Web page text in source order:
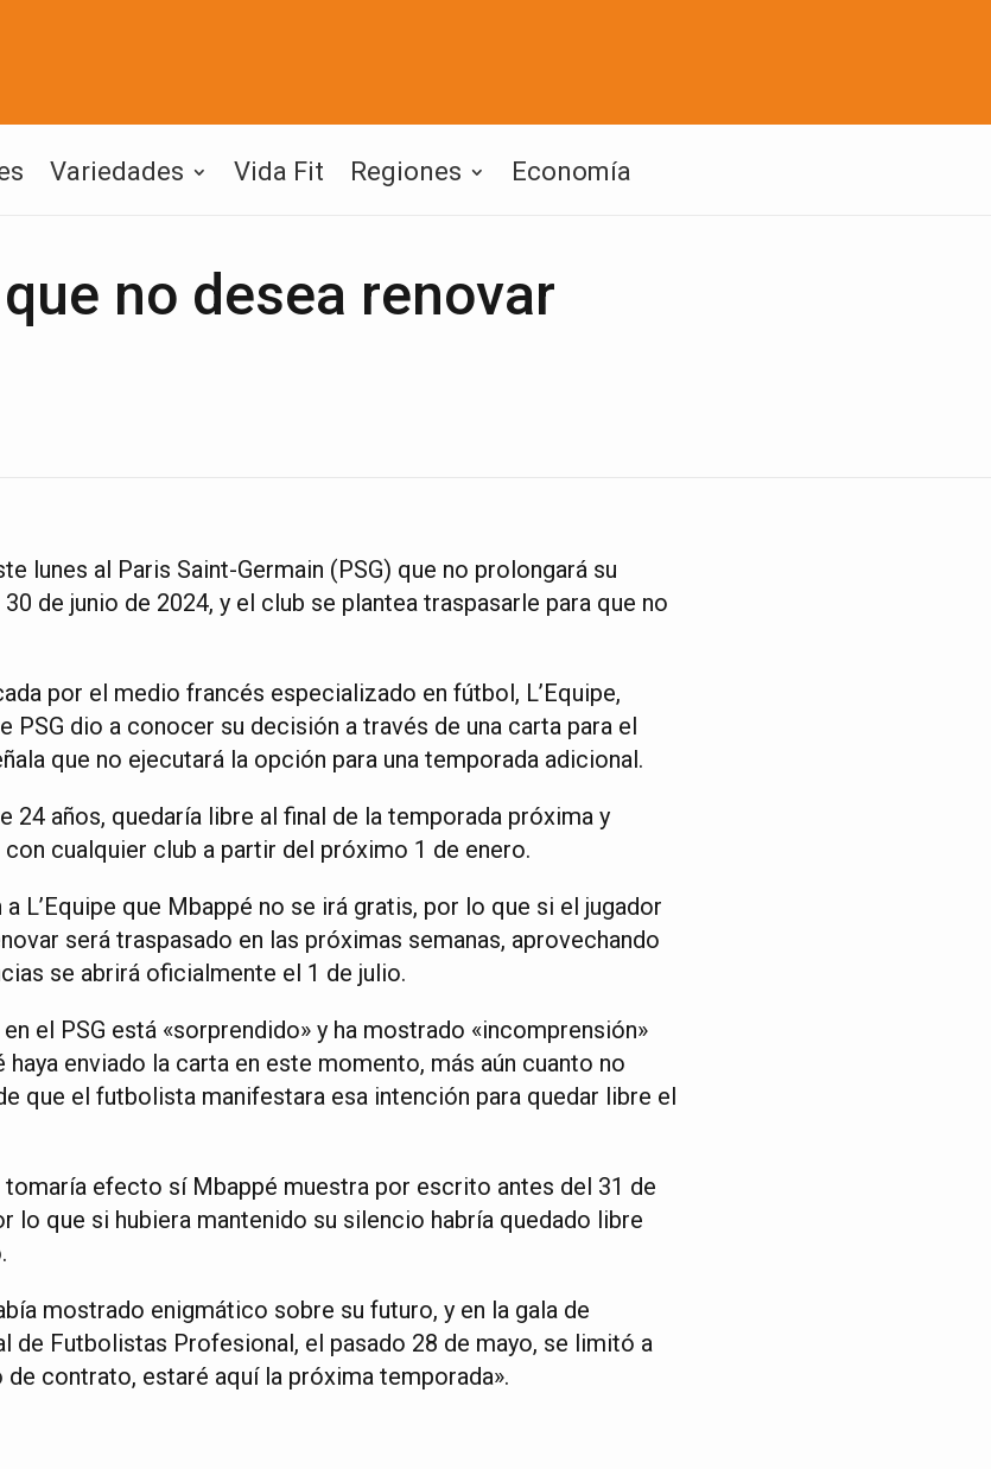
Variedades Vida Fit Regiones Economía
no desea renovar
lunes al Paris Saint-Germain (PSG) que no prolongará su
de junio de 2024, y el club se plantea traspasarle para que no
por el medio francés especializado en fútbol, L’Equipe,
PSG dio a conocer su decisión a través de una carta para el
que no ejecutará la opción para una temporada adicional.
24 años, quedaría libre al final de la temporada próxima y
cualquier club a partir del próximo 1 de enero.
L’Equipe que Mbappé no se irá gratis, por lo que si el jugador
será traspasado en las próximas semanas, aprovechando
se abrirá oficialmente el 1 de julio.
el PSG está «sorprendido» y ha mostrado «incomprensión»
enviado la carta en este momento, más aún cuanto no
que el futbolista manifestara esa intención para quedar libre el
efecto sí Mbappé muestra por escrito antes del 31 de
lo que si hubiera mantenido su silencio habría quedado libre
mostrado enigmático sobre su futuro, y en la gala de
de Futbolistas Profesional, el pasado 28 de mayo, se limitó a
de contrato, estaré aquí la próxima temporada».